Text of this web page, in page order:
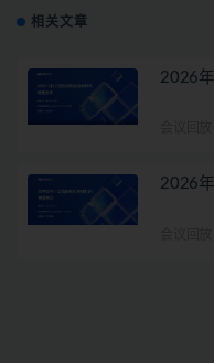
相关文章
2026
2026